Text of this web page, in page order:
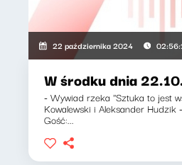
22 października 2024
W środku dnia
- Wywiad rzeka ''Sztuka to jest
Kowalewski i Aleksander
Gość:...